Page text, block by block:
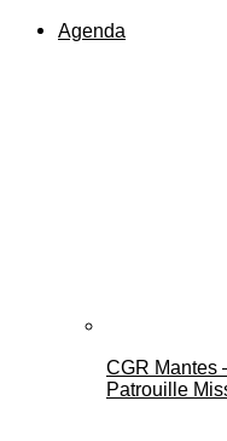
Agenda
CGR Mantes
Patrouille